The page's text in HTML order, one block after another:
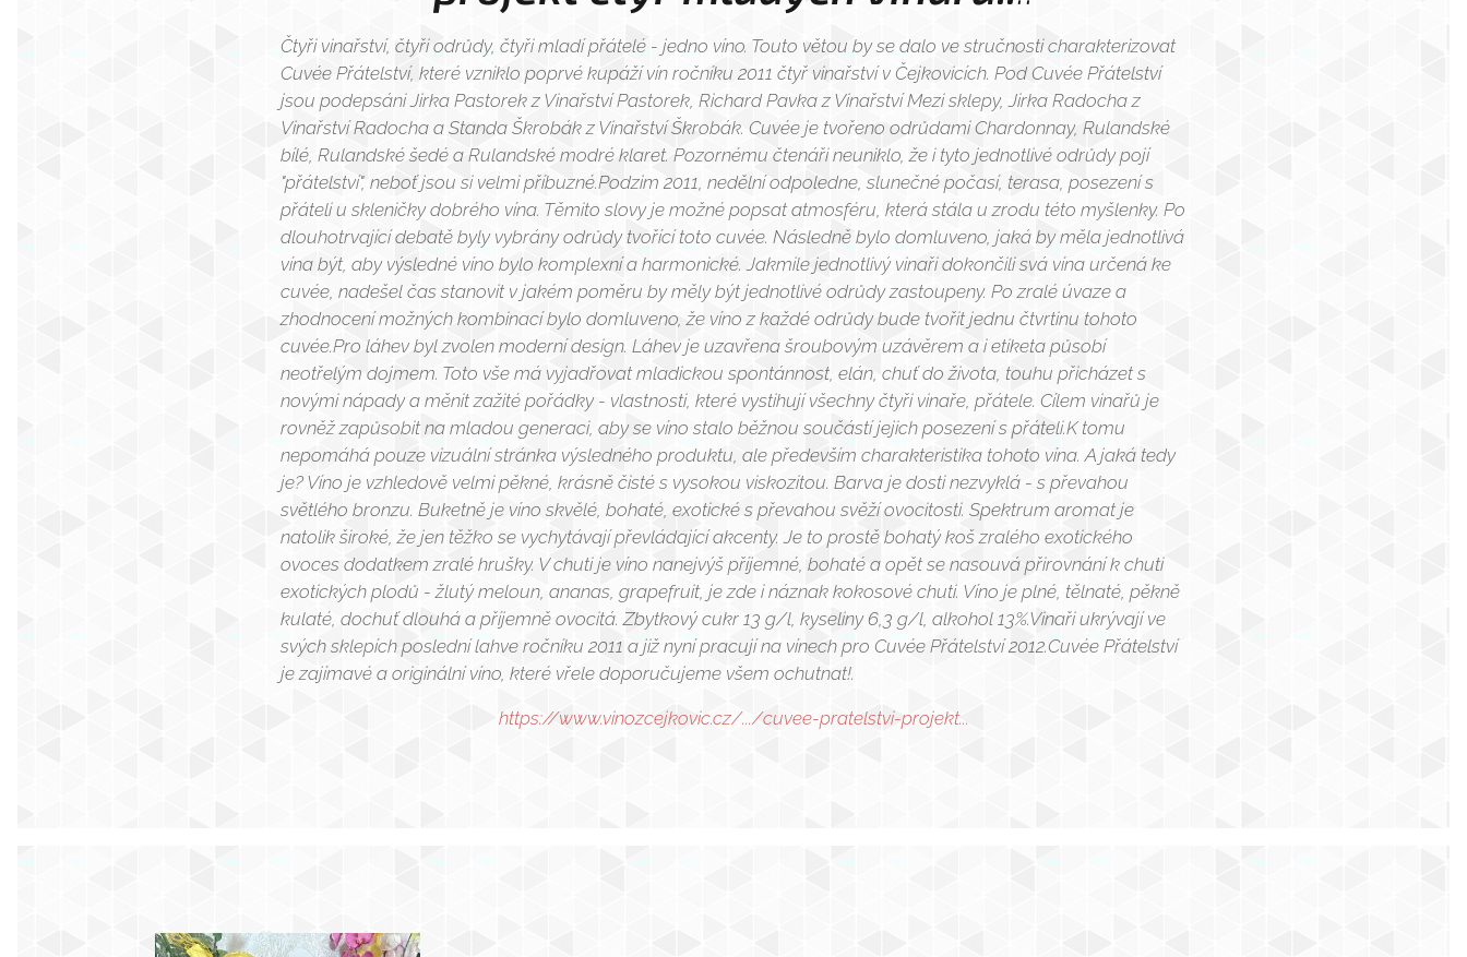
Čtyři vinařství, čtyři odrůdy, čtyři mladí přátelé - jedno víno. Touto větou by se dalo ve stručnosti charakterizovat
Cuvée Přátelství, které vzniklo poprvé kupáží vín ročníku 2011 čtyř vinařství v Čejkovicích. Pod Cuvée Přátelství
jsou podepsáni Jirka Pastorek z Vinařství Pastorek, Richard Pavka z Vinařství Mezi sklepy, Jirka Radocha z
Vinařství Radocha a Standa Škrobák z Vinařství Škrobák. Cuvée je tvořeno odrůdami Chardonnay, Rulandské
bílé, Rulandské šedé a Rulandské modré klaret. Pozornému čtenáři neuniklo, že i tyto jednotlivé odrůdy pojí
"přátelství", neboť jsou si velmi příbuzné.Podzim 2011, nedělní odpoledne, slunečné počasí, terasa, posezení s
přáteli u skleničky dobrého vína. Těmito slovy je možné popsat atmosféru, která stála u zrodu této myšlenky. Po
dlouhotrvající debatě byly vybrány odrůdy tvořící toto cuvée. Následně bylo domluveno, jaká by měla jednotlivá
vína být, aby výsledné víno bylo komplexní a harmonické. Jakmile jednotlivý vinaři dokončili svá vína určená ke
cuvée, nadešel čas stanovit v jakém poměru by měly být jednotlivé odrůdy zastoupeny. Po zralé úvaze a
zhodnocení možných kombinací bylo domluveno, že víno z každé odrůdy bude tvořit jednu čtvrtinu tohoto
cuvée.Pro láhev byl zvolen moderní design. Láhev je uzavřena šroubovým uzávěrem a i etiketa působí
neotřelým dojmem. Toto vše má vyjadřovat mladickou spontánnost, elán, chuť do života, touhu přicházet s
novými nápady a měnit zažité pořádky - vlastnosti, které vystihují všechny čtyři vinaře, přátele. Cílem vinařů je
rovněž zapůsobit na mladou generaci, aby se víno stalo běžnou součástí jejich posezení s přáteli.K tomu
nepomáhá pouze vizuální stránka výsledného produktu, ale především charakteristika tohoto vína. A jaká tedy
je? Víno je vzhledově velmi pěkné, krásně čisté s vysokou viskozitou. Barva je dosti nezvyklá - s převahou
světlého bronzu. Buketně je víno skvělé, bohaté, exotické s převahou svěží ovocitosti. Spektrum aromat je
natolik široké, že jen těžko se vychytávají převládající akcenty. Je to prostě bohatý koš zralého exotického
ovoces dodatkem zralé hrušky. V chuti je víno nanejvýš příjemné, bohaté a opět se nasouvá přirovnání k chuti
exotických plodů - žlutý meloun, ananas, grapefruit, je zde i náznak kokosové chuti. Víno je plné, tělnaté, pěkně
kulaté, dochuť dlouhá a příjemně ovocitá. Zbytkový cukr 13 g/l, kyseliny 6,3 g/l, alkohol 13%.Vinaři ukrývají ve
svých sklepích poslední lahve ročníku 2011 a již nyní pracují na vínech pro Cuvée Přátelství 2012.Cuvée Přátelství
je zajímavé a originální víno, které vřele doporučujeme všem ochutnat!.
https://www.vinozcejkovic.cz/.../cuvee-pratelstvi-projekt...